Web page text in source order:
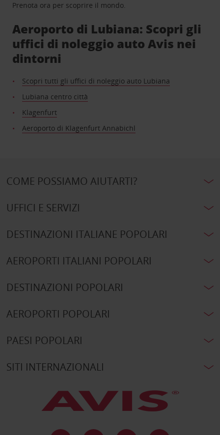
Prenota ora per scoprire il mondo.
Aeroporto di Lubiana: Scopri gli
uffici di noleggio auto Avis nei
dintorni
Scopri tutti gli uffici di noleggio auto Lubiana
Lubiana centro città
Klagenfurt
Aeroporto di Klagenfurt Annabichl
COME POSSIAMO AIUTARTI?
UFFICI E SERVIZI
DESTINAZIONI ITALIANE POPOLARI
AEROPORTI ITALIANI POPOLARI
DESTINAZIONI POPOLARI
AEROPORTI POPOLARI
PAESI POPOLARI
SITI INTERNAZIONALI